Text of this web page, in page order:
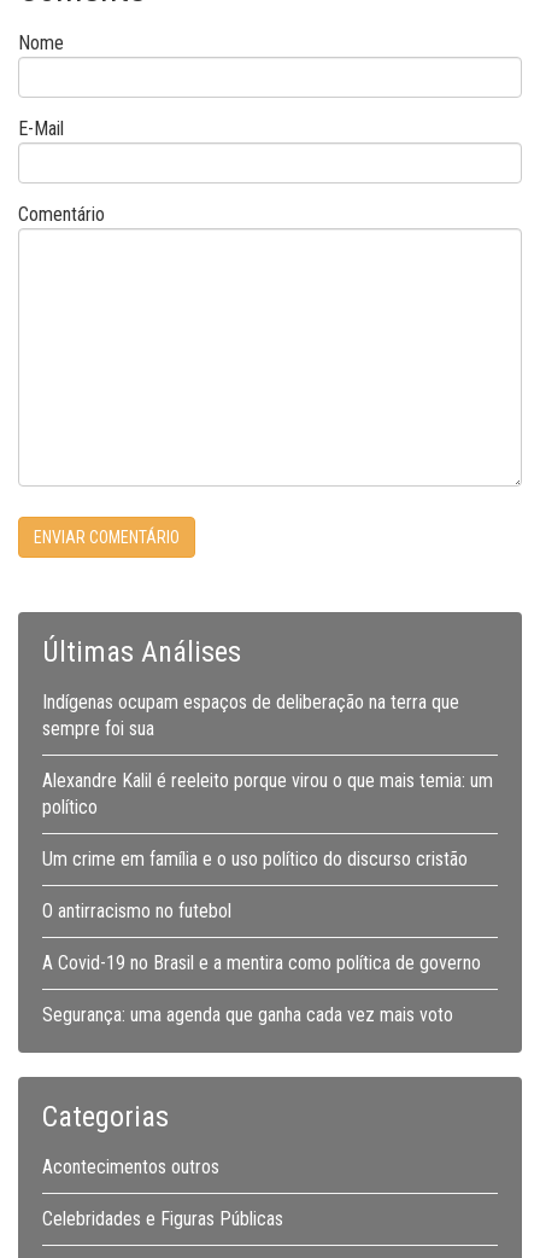
Nome
E-Mail
Comentário
Últimas Análises
Indígenas ocupam espaços de deliberação na terra que
sempre foi sua
Alexandre Kalil é reeleito porque virou o que mais temia: um
político
Um crime em família e o uso político do discurso cristão
O antirracismo no futebol
A Covid-19 no Brasil e a mentira como política de governo
Segurança: uma agenda que ganha cada vez mais voto
Categorias
Acontecimentos outros
Celebridades e Figuras Públicas